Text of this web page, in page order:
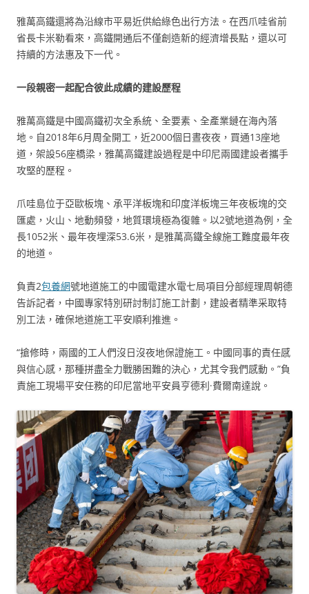
雅萬高鐵還將為沿線市平易近供給綠色出行方法。在西爪哇省前
省長卡米勒看來，高鐵開通后不僅創造新的經濟增長點，還以可
持續的方法惠及下一代。
一段親密一起配合彼此成績的建設歷程
雅萬高鐵是中國高鐵初次全系統、全要素、全產業鏈在海內落
地。自2018年6月周全開工，近2000個日晝夜夜，買通13座地
道，架設56座橋梁，雅萬高鐵建設過程是中印尼兩國建設者攜手
攻堅的歷程。
爪哇島位于亞歐板塊、承平洋板塊和印度洋板塊三年夜板塊的交
匯處，火山、地動頻發，地質環境極為復雜。以2號地道為例，全
長1052米、最年夜埋深53.6米，是雅萬高鐵全線施工難度最年夜
的地道。
負責2包養網號地道施工的中國電建水電七局項目分部經理周朝德
告訴記者，中國專家特別研討制訂施工計劃，建設者精準采取特
別工法，確保地道施工平安順利推進。
“搶修時，兩國的工人們沒日沒夜地保證施工。中國同事的責任感
與信心感，那種拼盡全力戰勝困難的決心，尤其令我們感動。”負
責施工現場平安任務的印尼當地平安員亨德利·費爾南達說。